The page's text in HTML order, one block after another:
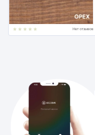
Нет отзывов